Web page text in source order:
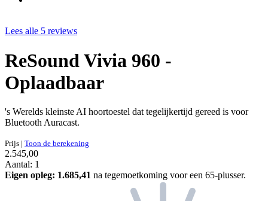
Lees alle 5 reviews
ReSound Vivia 960 -
Oplaadbaar
's Werelds kleinste AI hoortoestel dat tegelijkertijd gereed is voor
Bluetooth Auracast.
Prijs | Toon de berekening
2.545,00
Aantal: 1
Eigen opleg: 1.685,41 na tegemoetkoming voor een 65-plusser.